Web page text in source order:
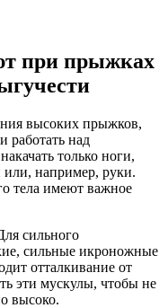
при прыжках
высоких прыжков,
работать над
только ноги,
или, например, руки.
тела имеют важное
сильного
сильные икроножные
отталкивание от
эти мускулы, чтобы не
высоко.